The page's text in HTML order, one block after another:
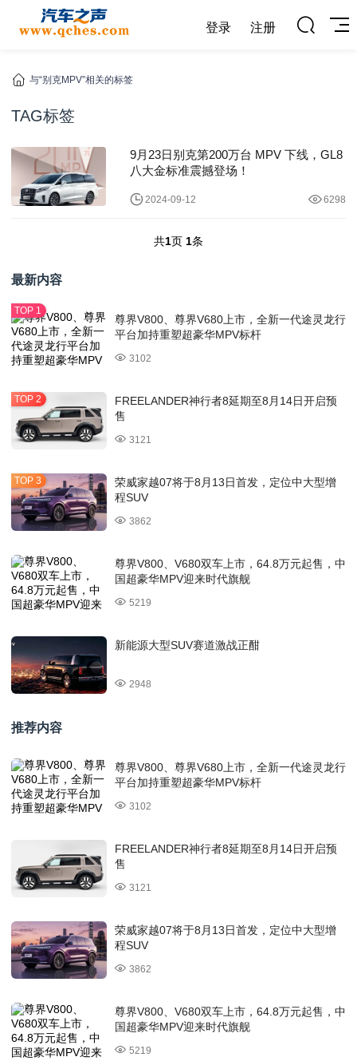
登录 注册
与“别克MPV”相关的标签
TAG标签
9月23日别克第200万台 MPV 下线，GL8
八大金标准震撼登场！
2024-09-12 6298
共1页 1条
最新内容
尊界V800、尊界V680上市，全新一代途灵龙行
平台加持重塑超豪华MPV标杆
3102
FREELANDER神行者8延期至8月14日开启预
售
3121
荣威家越07将于8月13日首发，定位中大型增
程SUV
3862
尊界V800、V680双车上市，64.8万元起售，中
国超豪华MPV迎来时代旗舰
5219
新能源大型SUV赛道激战正酣
2948
推荐内容
尊界V800、尊界V680上市，全新一代途灵龙行
平台加持重塑超豪华MPV标杆
3102
FREELANDER神行者8延期至8月14日开启预
售
3121
荣威家越07将于8月13日首发，定位中大型增
程SUV
3862
尊界V800、V680双车上市，64.8万元起售，中
国超豪华MPV迎来时代旗舰
5219